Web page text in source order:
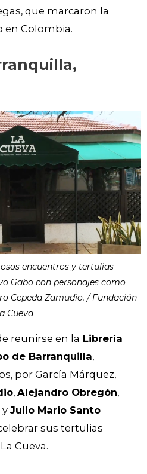
que marcaron la
en Colombia.
encuentros y tertulias
Gabo con personajes como
Cepeda Zamudio. / Fundación
Cueva
reunirse en la Librería
de Barranquilla,
por García Márquez,
, Alejandro Obregón,
y Julio Mario Santo
sus tertulias
Cueva.